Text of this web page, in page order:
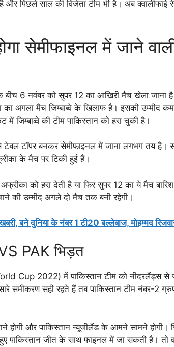
पिछले साल की विजेता टीम भी है। अब क्वालीफाई
सेमीफाइनल में जाने
बीच 6 नवंबर को सुपर 12 का आखिरी मैच खेला जाना
का अगला मैच जिम्बाब्वे के खिलाफ है। इसकी उम्मीद कम
जिम्बाब्वे की टीम पाकिस्तान को हरा चुकी है।
टॉपर बनकर सेमीफाइनल में जाना लगभग तय है।
के मैच पर टिकी हुई हैं।
को हरा देती है या फिर सुपर 12 का ये मैच
की उम्मीद अगले दो मैच तक बनी रहेगी।
बने दुनिया के नंबर 1 टी20 बल्लेबाज, मोहम्मद
PAK भिड़त
Cup 2022) में पाकिस्तान टीम को नीदरलैंड्स से
समीकरण सही रहते हैं तब पाकिस्तान टीम नंबर-2
होगी और पाकिस्तान न्यूजीलैंड के आमने सामने होगी।
पाकिस्तान जीत के साथ फाइनल में जा सकती है। तो